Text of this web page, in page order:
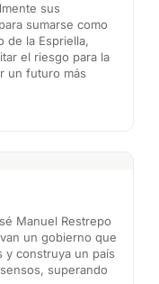
sus
sumarse como
de la Espriella,
el riesgo para la
un futuro más
Manuel Restrepo
un gobierno que
y construya un país
superando